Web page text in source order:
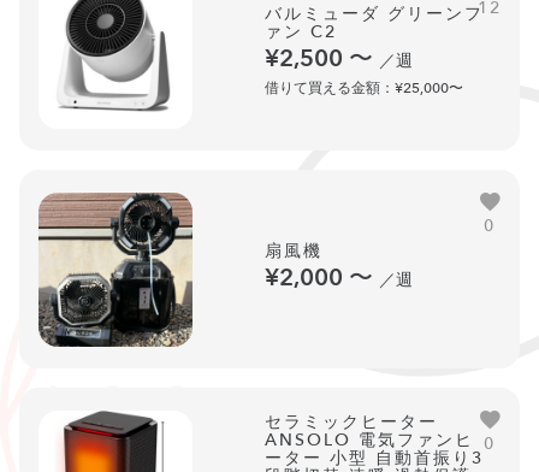
バルミューダ グリーンフ
ァン C2
¥2,500 〜 ／週
借りて買える金額：¥25,000〜
12
扇風機
¥2,000 〜 ／週
0
セラミックヒーター
ANSOLO 電気ファンヒ
ーター 小型 自動首振り3
0